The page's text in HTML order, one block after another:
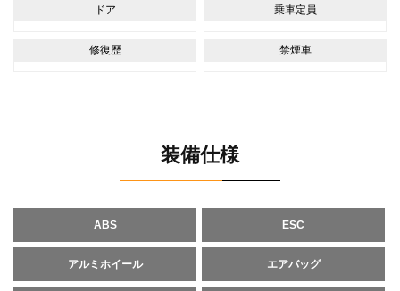
ドア 乗車定員
修復歴 禁煙車
装備仕様
ABS ESC
アルミホイール エアバッグ